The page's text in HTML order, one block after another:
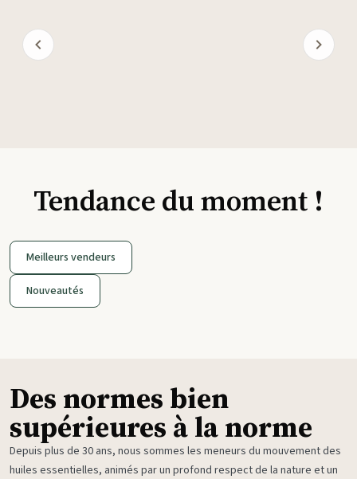
Tendance du moment !
Meilleurs vendeurs
Nouveautés
Des normes bien
supérieures à la norme
Depuis plus de 30 ans, nous sommes les meneurs du mouvement des
huiles essentielles, animés par un profond respect de la nature et un